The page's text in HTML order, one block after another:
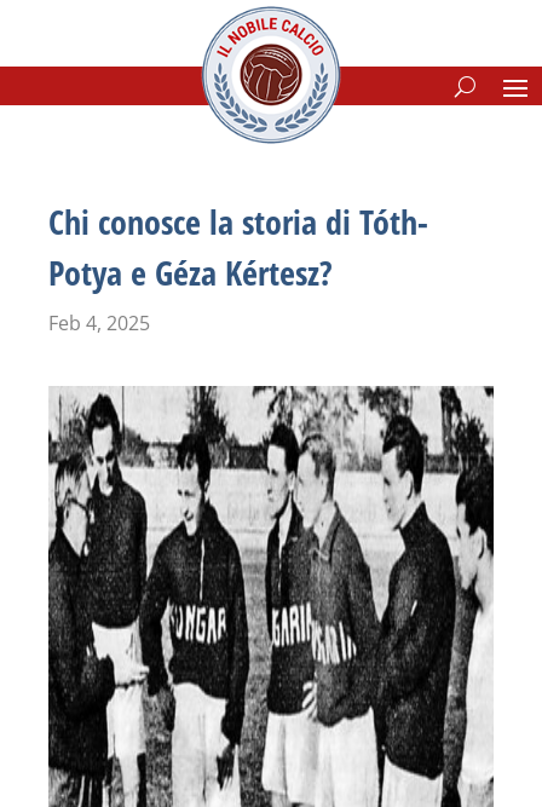
Chi conosce la storia di Tóth-
Potya e Géza Kértesz?
Feb 4, 2025